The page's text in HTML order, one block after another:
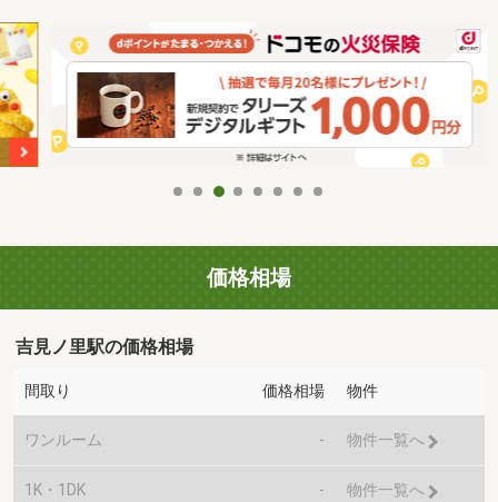
価格相場
吉見ノ里駅の価格相場
間取り 価格相場 物件
ワンルーム - 物件一覧へ
1K・1DK - 物件一覧へ